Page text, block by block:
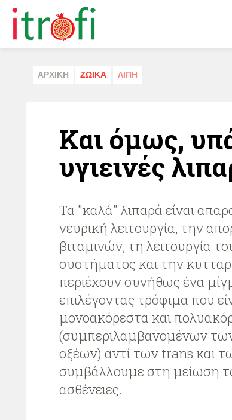
ΑΡΧΙΚΗ ΖΩΙΚA ΛΙΠΗ
Και όμως,
υγιεινές
Τα "καλά" λιπαρά είναι
νευρική λειτουργία, την
βιταμινών, τη λειτουργία
συστήματος και την
περιέχουν συνήθως ένα
επιλέγοντας τρόφιμα που
μονοακόρεστα και
(συμπεριλαμβανομένων
οξέων) αντί των trans και
συμβάλλουμε στη μείωση
ασθένειες.